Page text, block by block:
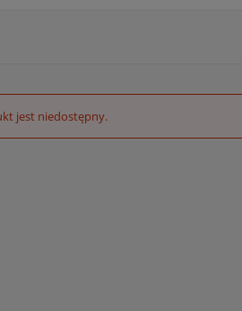
jest niedostępny.